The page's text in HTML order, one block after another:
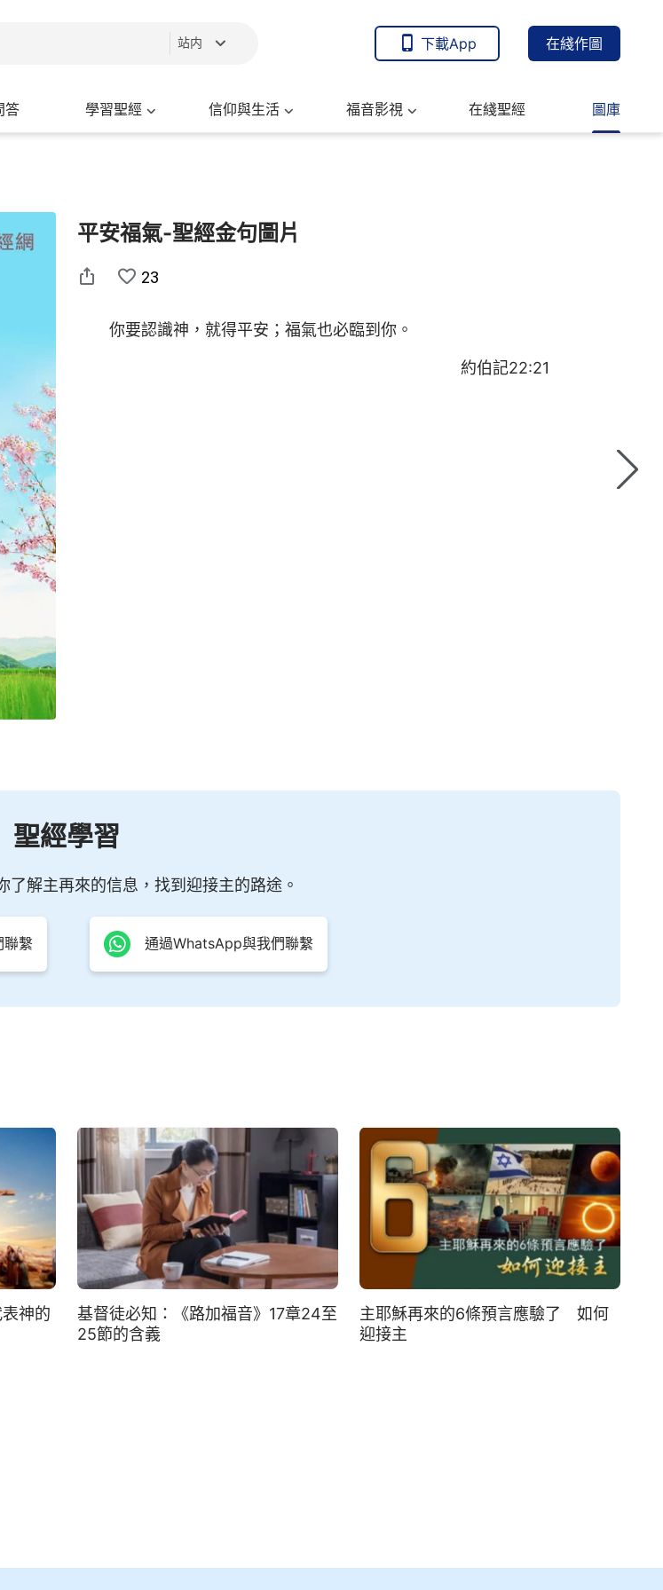
站内 下載App 在綫作圖
答 學習聖經 信仰與生活 福音影視 在綫聖經 圖庫
平安福氣-聖經金句圖片
23
你要認識神，就得平安；福氣也必臨到你。
約伯記22:21
聖經學習
了解主再來的信息，找到迎接主的路途。
繫 通過WhatsApp與我們聯繫
神的
基督徒必知：《路加福音》17章24至
25節的含義
主耶穌再來的6條預言應驗了 如何
迎接主